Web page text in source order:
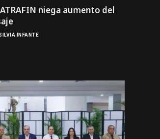
niega aumento del
INFANTE